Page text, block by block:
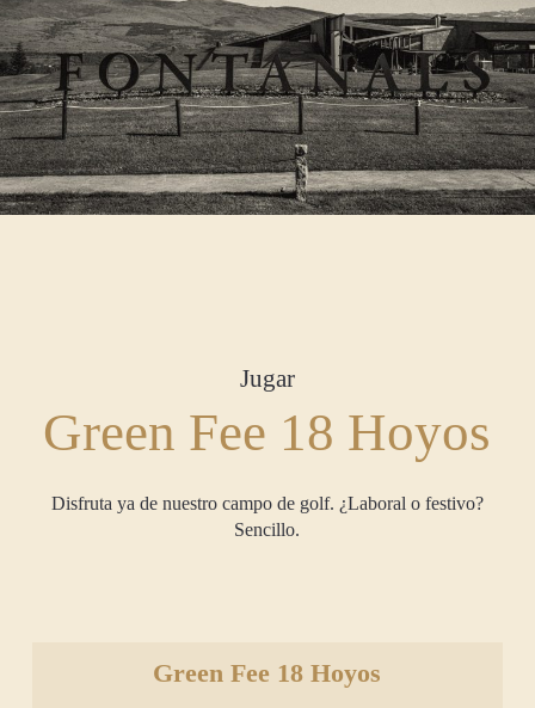
Jugar
Green Fee 18 Hoyos
Disfruta ya de nuestro campo de golf. ¿Laboral o festivo?
Sencillo.
Green Fee 18 Hoyos